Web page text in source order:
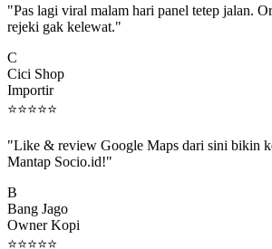
rejeki gak kelewat."
Cici Shop
Importir
⭐⭐⭐⭐⭐
Mantap Socio.id!"
Bang Jago
Owner Kopi
⭐⭐⭐⭐ ⭐